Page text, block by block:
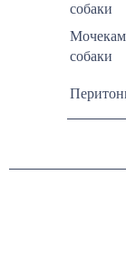
собаки
собаки